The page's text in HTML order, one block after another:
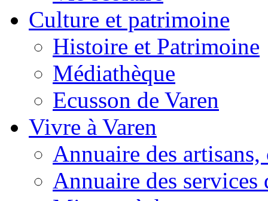
Culture et patrimoine
Histoire et Patrimoine
Médiathèque
Ecusson de Varen
Vivre à Varen
Annuaire des
Annuaire des services